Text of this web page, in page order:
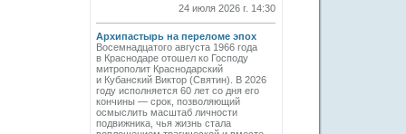
24 июля 2026 г. 14:30
Архипастырь на переломе эпох
Восемнадцатого августа 1966 года
в Краснодаре отошел ко Господу
митрополит Краснодарский
и Кубанский Виктор (Святин). В 2026
году исполняется 60 лет со дня его
кончины — срок, позволяющий
осмыслить масштаб личности
подвижника, чья жизнь стала